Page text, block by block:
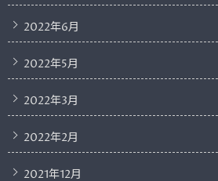
2022年6月
2022年5月
2022年3月
2022年2月
2021年12月